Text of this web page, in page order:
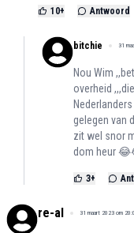
10+ Antwoord
bitchie 31
Nou Wim
overheid
gelegen van
zit wel snor
dom heur
3+
re-al 31 maart 2023 om